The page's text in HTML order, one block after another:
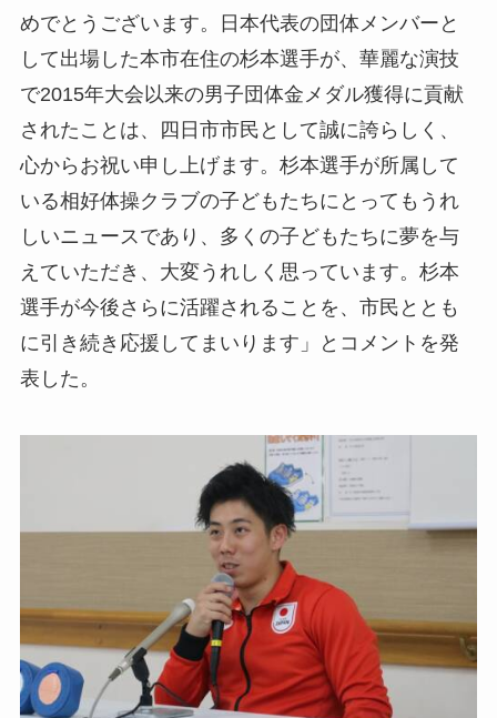
めでとうございます。日本代表の団体メンバーと
して出場した本市在住の杉本選手が、華麗な演技
で2015年大会以来の男子団体金メダル獲得に貢献
されたことは、四日市市民として誠に誇らしく、
心からお祝い申し上げます。杉本選手が所属して
いる相好体操クラブの子どもたちにとってもうれ
しいニュースであり、多くの子どもたちに夢を与
えていただき、大変うれしく思っています。杉本
選手が今後さらに活躍されることを、市民ととも
に引き続き応援してまいります」とコメントを発
表した。